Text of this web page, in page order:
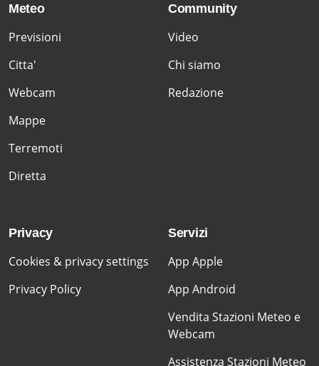
Meteo
Previsioni
Citta'
Webcam
Mappe
Terremoti
Diretta
Community
Video
Chi siamo
Redazione
Privacy
Cookies & privacy settings
Privacy Policy
Servizi
App Apple
App Android
Vendita Stazioni Meteo e
Webcam
Assistenza Stazioni Meteo